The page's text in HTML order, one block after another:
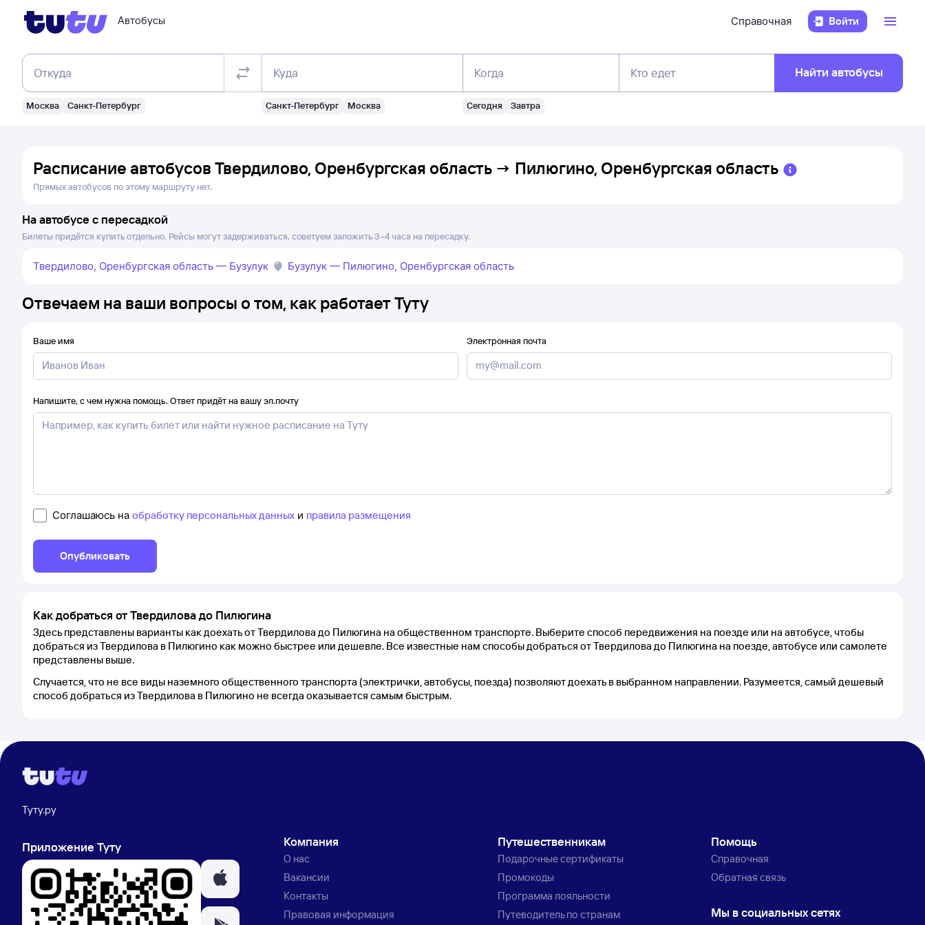
Автобусы Справочная Войти
Откуда
Москва Санкт-Петербург
Куда
Санкт-Петербург Москва
Когда
Сегодня Завтра
Кто едет Найти автобусы
Расписание автобусов Твердилово, Оренбургская область→ Пилюгино, Оренбургская область
Прямых автобусов по этому маршруту нет.
На автобусе с пересадкой
Билеты придётся купить отдельно. Рейсы могут задерживаться, советуем заложить 3–4 часа на пересадку.
Твердилово, Оренбургская область — Бузулук Бузулук — Пилюгино, Оренбургская область
Отвечаем на ваши вопросы о том, как работает Туту
Ваше имя Электронная почта
Напишите, с чем нужна помощь. Ответ придёт на вашу эл.почту
Соглашаюсь на обработку персональных данных и правила размещения
Опубликовать
Как добраться от Твердилова до Пилюгина
Здесь представлены варианты как доехать от Твердилова до Пилюгина на общественном транспорте. Выберите способ передвижения на поезде или на автобусе, чтобы
добраться из Твердилова в Пилюгино как можно быстрее или дешевле. Все известные нам способы добраться от Твердилова до Пилюгина на поезде, автобусе или самолете
представлены выше.
Случается, что не все виды наземного общественного транспорта (электрички, автобусы, поезда) позволяют доехать в выбранном направлении. Разумеется, самый дешевый
способ добраться из Твердилова в Пилюгино не всегда оказывается самым быстрым.
Туту.ру
Приложение Туту Компания
О нас
Вакансии
Контакты
Правовая информация
Путешественникам
Подарочные сертификаты
Промокоды
Программа лояльности
Путеводитель по странам
Помощь
Справочная
Обратная связь
Мы в социальных сетях